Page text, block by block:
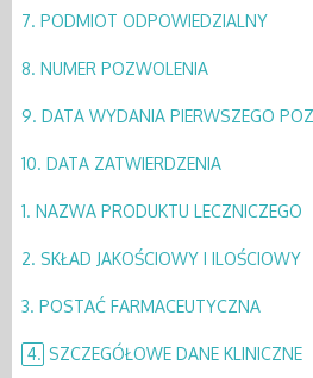
7. PODMIOT ODPOWIEDZIALNY
8. NUMER POZWOLENIA
9. DATA WYDANIA PIERWSZEGO
10. DATA ZATWIERDZENIA
1. NAZWA PRODUKTU LECZNICZEGO
2. SKŁAD JAKOŚCIOWY I ILOŚCIOWY
3. POSTAĆ FARMACEUTYCZNA
4. SZCZEGÓŁOWE DANE KLINICZNE